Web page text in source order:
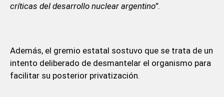
críticas del desarrollo nuclear argentino”.
Además, el gremio estatal sostuvo que se trata de un
intento deliberado de desmantelar el organismo para
facilitar su posterior privatización.